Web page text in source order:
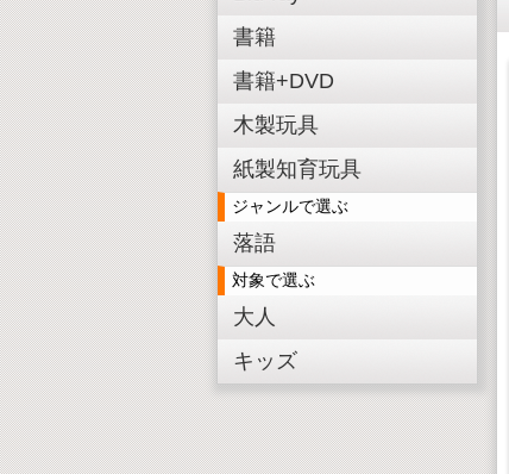
書籍
書籍+DVD
木製玩具
紙製知育玩具
ジャンルで選ぶ
落語
対象で選ぶ
大人
キッズ
チング
スター
税込)
税抜)
J-POP LOVE SONGS
～僕ときみの恋の唄
～ CD
¥ 1,848(税込)
¥1,680(税抜)
ラキオサウルス
¥ 550(税込)
¥500(税抜)